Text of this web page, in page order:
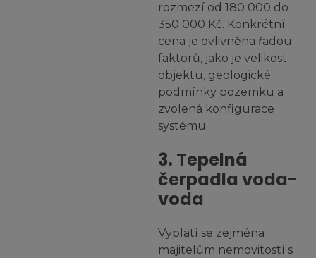
rozmezí od 180 000 do
350 000 Kč. Konkrétní
cena je ovlivněna řadou
faktorů, jako je velikost
objektu, geologické
podmínky pozemku a
zvolená konfigurace
systému.
3. Tepelná
čerpadla voda-
voda
Vyplatí se zejména
majitelům nemovitostí s